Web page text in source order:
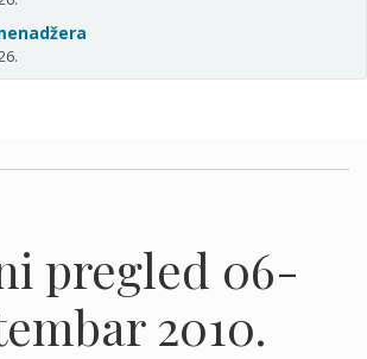
pregled 06-
2010.